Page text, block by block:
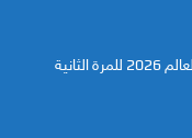
إسبانيا تتوج بطلة لكأس العالم 2026 للمرة الثانية